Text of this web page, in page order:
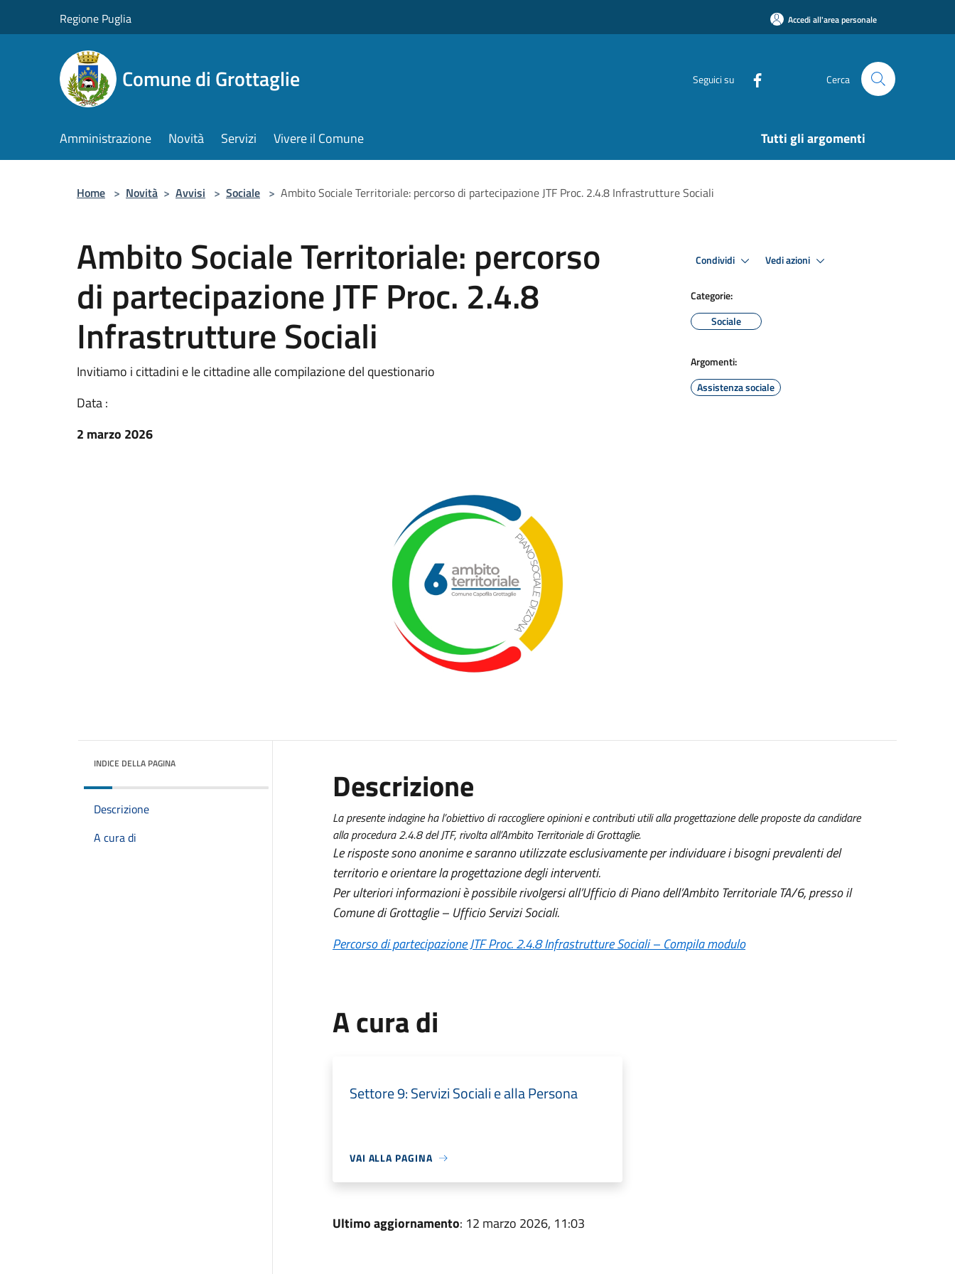
Regione Puglia Accedi all'area personale
Comune di Grottaglie Seguici su Cerca
Amministrazione Novità Servizi Vivere il Comune Tutti gli argomenti
Home > Novità > Avvisi > Sociale > Ambito Sociale Territoriale: percorso di partecipazione JTF Proc. 2.4.8 Infrastrutture Sociali
Ambito Sociale Territoriale: percorso
di partecipazione JTF Proc. 2.4.8
Infrastrutture Sociali
Invitiamo i cittadini e le cittadine alle compilazione del questionario
Data :
2 marzo 2026
Condividi Vedi azioni
Categorie:
Sociale
Argomenti:
Assistenza sociale
INDICE DELLA PAGINA
Descrizione
A cura di
Descrizione
La presente indagine ha l’obiettivo di raccogliere opinioni e contributi utili alla progettazione delle proposte da candidare
alla procedura 2.4.8 del JTF, rivolta all’Ambito Territoriale di Grottaglie.
Le risposte sono anonime e saranno utilizzate esclusivamente per individuare i bisogni prevalenti del
territorio e orientare la progettazione degli interventi.
Per ulteriori informazioni è possibile rivolgersi all’Ufficio di Piano dell’Ambito Territoriale TA/6, presso il
Comune di Grottaglie – Ufficio Servizi Sociali.
Percorso di partecipazione JTF Proc. 2.4.8 Infrastrutture Sociali – Compila modulo
A cura di
Settore 9: Servizi Sociali e alla Persona
VAI ALLA PAGINA
Ultimo aggiornamento: 12 marzo 2026, 11:03